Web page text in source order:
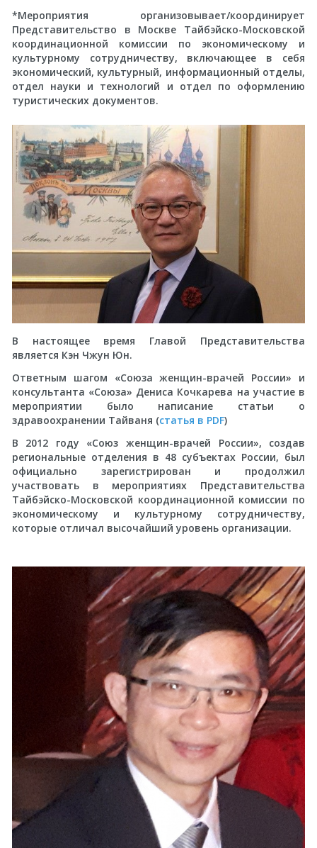
*Мероприятия организовывает/координирует
Представительство в Москве Тайбэйско-Московской
координационной комиссии по экономическому и
культурному сотрудничеству, включающее в себя
экономический, культурный, информационный отделы,
отдел науки и технологий и отдел по оформлению
туристических документов.
В настоящее время Главой Представительства
является Кэн Чжун Юн.
Ответным шагом «Союза женщин-врачей России» и
консультанта «Союза» Дениса Кочкарева на участие в
мероприятии было написание статьи о
здравоохранении Тайваня (статья в PDF)
В 2012 году «Союз женщин-врачей России», создав
региональные отделения в 48 субъектах России, был
официально зарегистрирован и продолжил
участвовать в мероприятиях Представительства
Тайбэйско-Московской координационной комиссии по
экономическому и культурному сотрудничеству,
которые отличал высочайший уровень организации.